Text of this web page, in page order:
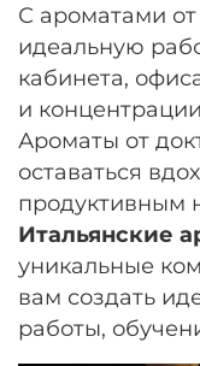
С ароматами от
идеальную
кабинета,
и
Ароматы от
оставаться
продуктивным
Итальянские
уникальные
вам создать
работы,